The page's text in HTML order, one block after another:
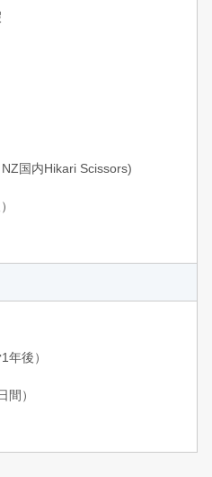
NZ国内Hikari Scissors)
年後）
間）